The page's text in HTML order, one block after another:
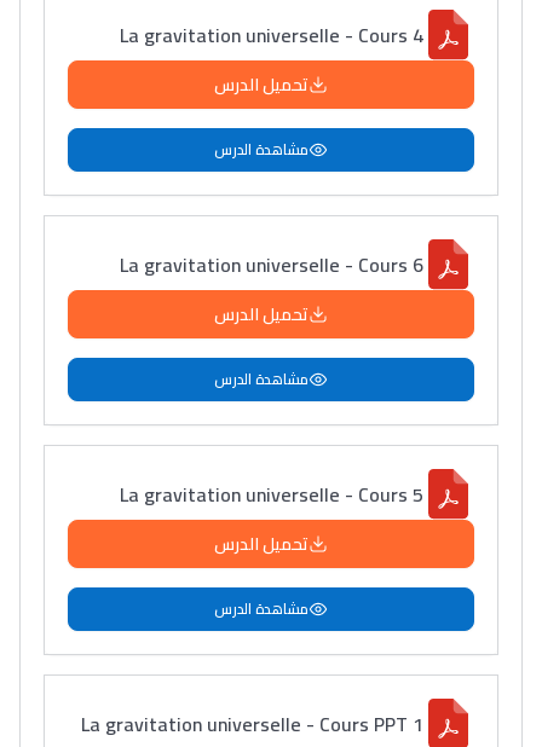
La gravitation universelle - Cours 4
تحميل الدرس
مشاهدة الدرس
La gravitation universelle - Cours 6
تحميل الدرس
مشاهدة الدرس
La gravitation universelle - Cours 5
تحميل الدرس
مشاهدة الدرس
La gravitation universelle - Cours PPT 1